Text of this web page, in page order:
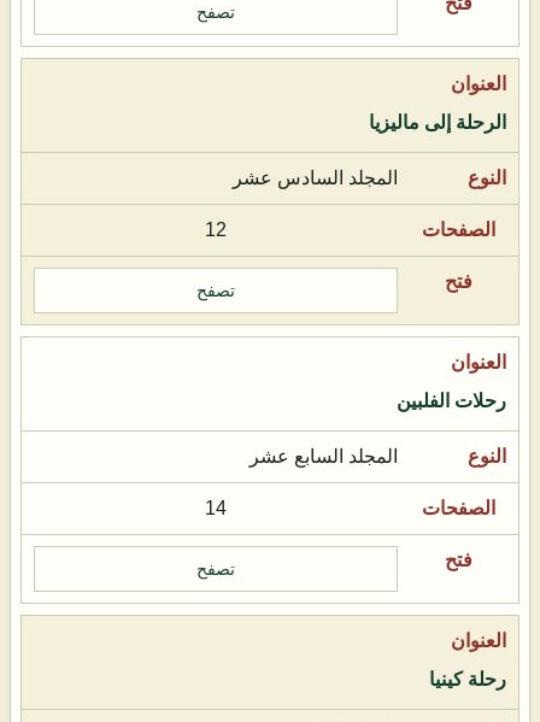
تصفح
الرحلة إلى ماليزيا
المجلد السادس عشر
12
تصفح
رحلات الفلبين
المجلد السابع عشر
14
تصفح
رحلة كينيا